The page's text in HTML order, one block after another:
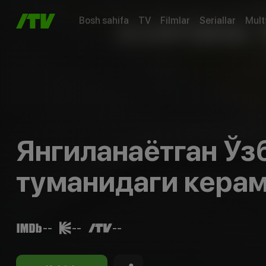
Bosh sahifa TV Filmlar Seriallar
Янгиланаётган
туманидаги
-- -- --